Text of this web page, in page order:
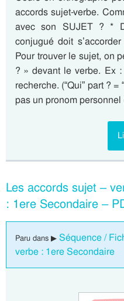
accords sujet-verbe.
avec son SUJET ? *
conjugué doit
Pour trouver le sujet, on
? » devant le verbe. Ex
recherche. (“Qui” part ?
pas un pronom
Les accords sujet –
: 1ere Secondaire –
Paru dans ▶ Séquence /
verbe : 1ere Secondaire